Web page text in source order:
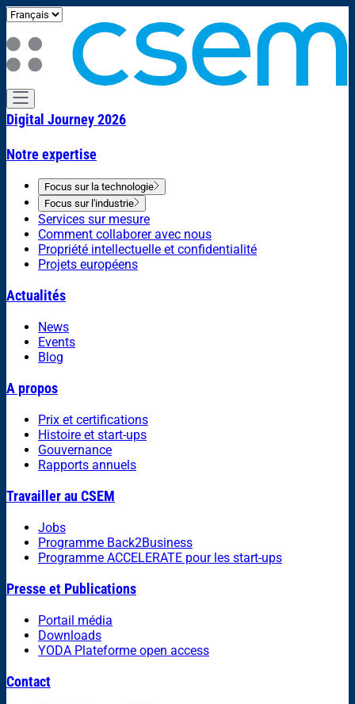
Digital Journey 2026
Notre expertise
Focus sur la technologie
Focus sur l'industrie
Services sur mesure
Comment collaborer avec nous
Propriété intellectuelle et confidentialité
Projets européens
Actualités
News
Events
Blog
A propos
Prix et certifications
Histoire et start-ups
Gouvernance
Rapports annuels
Travailler au CSEM
Jobs
Programme Back2Business
Programme ACCELERATE pour les start-ups
Presse et Publications
Portail média
Downloads
YODA Plateforme open access
Contact